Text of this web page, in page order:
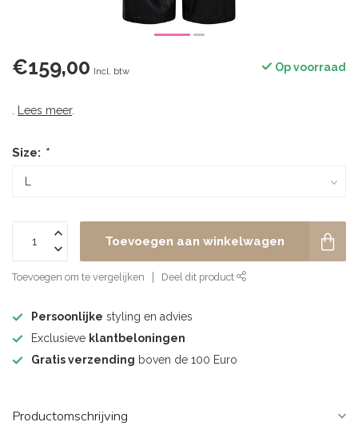
€159,00 Incl. btw Op voorraad
Lees meer.
Size: *
Toevoegen aan winkelwagen
Toevoegen om te vergelijken Deel dit product
Persoonlijke styling en advies
Exclusieve klantbeloningen
Gratis verzending boven de 100 Euro
Productomschrijving